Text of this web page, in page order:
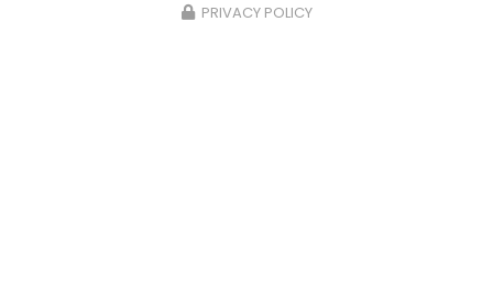
PRIVACY POLICY